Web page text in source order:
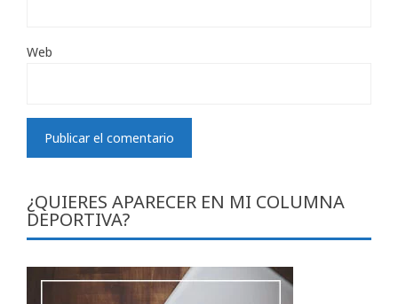
Web
¿QUIERES APARECER EN MI COLUMNA
DEPORTIVA?